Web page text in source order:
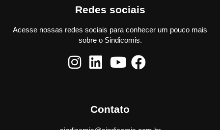
Redes sociais
Acesse nossas redes sociais para conhecer um pouco mais
sobre o Sindicomis.
Contato